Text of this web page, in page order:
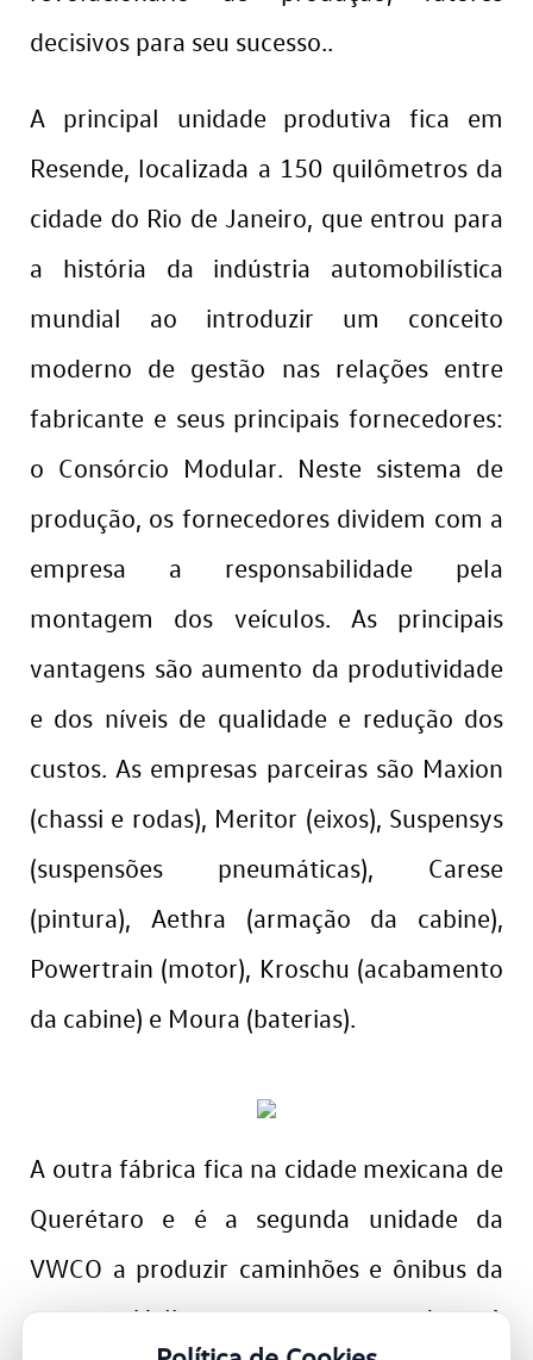
decisivos para seu sucesso..
A principal unidade produtiva fica em
Resende, localizada a 150 quilômetros da
cidade do Rio de Janeiro, que entrou para
a história da indústria automobilística
mundial ao introduzir um conceito
moderno de gestão nas relações entre
fabricante e seus principais fornecedores:
o Consórcio Modular. Neste sistema de
produção, os fornecedores dividem com a
empresa a responsabilidade pela
montagem dos veículos. As principais
vantagens são aumento da produtividade
e dos níveis de qualidade e redução dos
custos. As empresas parceiras são Maxion
(chassi e rodas), Meritor (eixos), Suspensys
(suspensões pneumáticas), Carese
(pintura), Aethra (armação da cabine),
Powertrain (motor), Kroschu (acabamento
da cabine) e Moura (baterias).
A outra fábrica fica na cidade mexicana de
Querétaro e é a segunda unidade da
VWCO a produzir caminhões e ônibus da
marca Volkswagen no mundo. A